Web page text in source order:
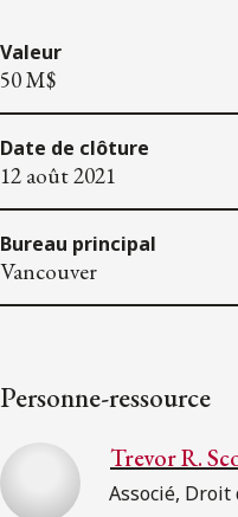
Valeur
50 M$
Date de clôture
12 août 2021
Bureau principal
Vancouver
Personne-ressource
Trevor R.
Associé, Droit